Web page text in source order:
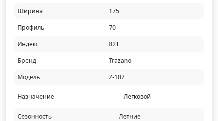
Ширина
175
Профиль
70
Индекс
82T
Бренд
Trazano
Модель
Z-107
Назначение Легковой
Сезонность Летние